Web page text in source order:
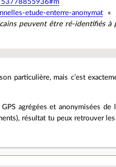
-
etude-enterre-anonymat «
peuvent être ré-identifiés
particulière, mais c’est
agrégées et anonymisées de
résultat tu peux retrouver